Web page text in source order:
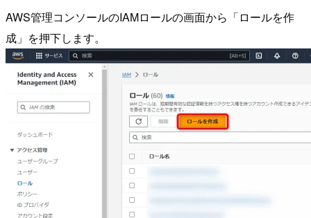
AWS管理コンソールのIAMロールの画面から「ロールを作
成」を押下します。